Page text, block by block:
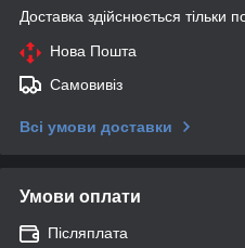
Доставка здійснюється тільки
Нова Пошта
Самовивіз
Всі умови доставки
Умови оплати
Післяплата